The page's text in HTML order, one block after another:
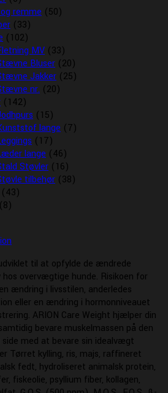
remme (50)
(33)
(102)
MV (33)
Bluser (20)
Jakker (25)
nr. (20)
(142)
(15)
lange (7)
(17)
lange (46)
Støvler (16)
tilbehør (38)
(43)
(8)
til at opfylde de ændrede
overvægtige hunde. Risikoen for
ændring i livsstilen, anderledes
eller en ændring i hormonniveauet
ARION Care Weight hjælper din
bevare muskelmassen på den
side med at bevare sin idealvægt
Tørret kylling, ris, majs, raffineret
fedt, hydroliseret animalsk protein,
fiskeolie, psyllium fiber, kollagen,